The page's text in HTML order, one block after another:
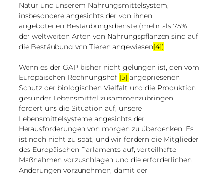
Natur und unserem Nahrungsmittelsystem,
insbesondere angesichts der von ihnen
angebotenen Bestäubungsdienste (mehr als 75%
der weltweiten Arten von Nahrungspflanzen sind auf
die Bestäubung von Tieren angewiesen[4]).
Wenn es der GAP bisher nicht gelungen ist, den vom
Europäischen Rechnungshof [5] angepriesenen
Schutz der biologischen Vielfalt und die Produktion
gesunder Lebensmittel zusammenzubringen,
fordert uns die Situation auf, unsere
Lebensmittelsysteme angesichts der
Herausforderungen von morgen zu überdenken. Es
ist noch nicht zu spät, und wir fordern die Mitglieder
des Europäischen Parlaments auf, vorteilhafte
Maßnahmen vorzuschlagen und die erforderlichen
Änderungen vorzunehmen, damit der